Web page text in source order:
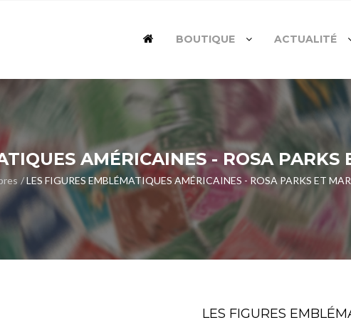
BOUTIQUE ACTUALITÉ
AMÉRICAINES - ROSA
LES FIGURES EMBLÉMATIQUES AMÉRICAINES - ROSA PARKS ET
LES FIGURES